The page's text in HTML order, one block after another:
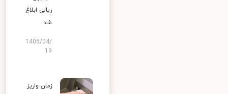
ریالی ابلاغ
شد
1405/04/
19
زمان واریز